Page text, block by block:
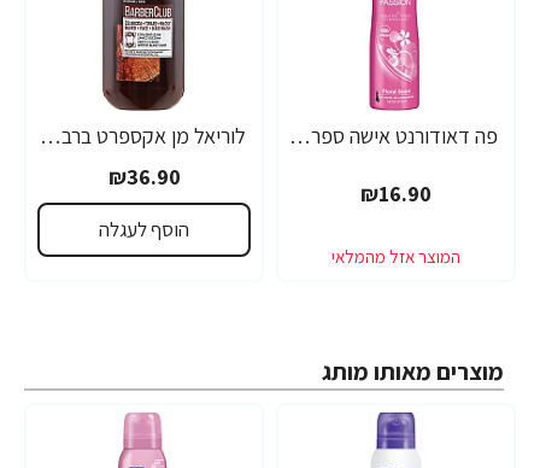
פה דאודורנט אישה ספריי ורוד פינק 200 מ"ל - מבית FA
₪16.90
לוריאל מן אקספרט ברבר קלאב ג'ל ניקוי פנים זקן ושיער 3ב1 200 מ"ל - מבית L'OREAL
₪36.90
הוסף לעגלה
מוצרים מאותו מותג